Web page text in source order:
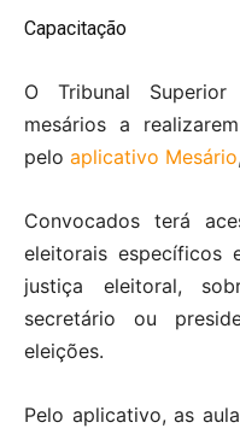
Capacitação
O Tribunal
mesários a
pelo aplicativo Mesário
Convocados terá
eleitorais específicos
justiça eleitoral,
secretário ou
eleições.
Pelo aplicativo, as